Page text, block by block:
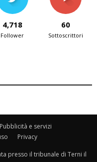
4,718
Follower
60
Sottoscrittori
Pubblicità e servizi
Privacy
presso il tribunale di Terni il